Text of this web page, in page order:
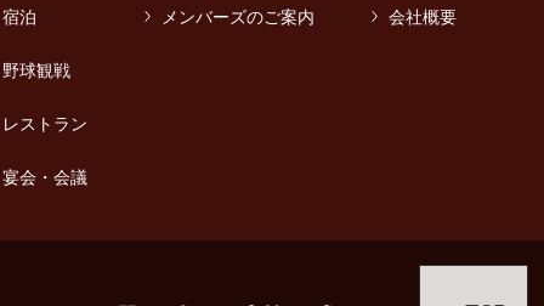
宿泊
野球観戦
レストラン
宴会・会議
メンバーズのご案内 会社概要